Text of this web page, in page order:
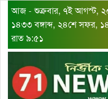
আজ - শুক্রবার, ৭ই আগস্ট,
১৪৩৩ বঙ্গাব্দ, ২৪শে সফর,
রাত ৯:৫১